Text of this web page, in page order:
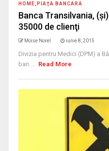
HOME PIAŢA BANCARĂ
Banca Transilvania,
35000 de clienţi
Moise Norel iunie 8, 2015
Divizia pentru Medici (DPM) a
ban ... Read More